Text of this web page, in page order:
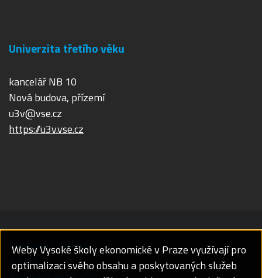
Univerzita třetího věku
kancelář NB 10
Nová budova, přízemí
u3v@vse.cz
https://u3v.vse.cz
Nastavení cookies
Admin
Weby Vysoké školy ekonomické v Praze využívají pro
optimalizaci svého obsahu a poskytovaných služeb